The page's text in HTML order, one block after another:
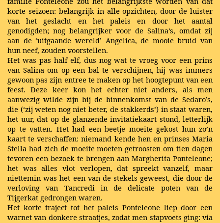
korte seizoen: belangrijk in alle opzichten, door de luister
van het geslacht en het paleis en door het aantal
genodigden; nog belangrijker voor de Salina’s, omdat zij
aan de ‘uitgaande wereld’ Angelica, de mooie bruid van
hun neef, zouden voorstellen.
Het was pas half elf, dus nog wat te vroeg voor een prins
van Salina om op een bal te verschijnen, hij was immers
gewoon pas zijn entree te maken op het hoogtepunt van een
feest. Deze keer kon het echter niet anders, als men
aanwezig wilde zijn bij de binnenkomst van de Sedaro’s,
die (‘zij weten nog niet beter, de stakkerds’) in staat waren,
het uur, dat op de glanzende invitatiekaart stond, letterlijk
op te vatten. Het had een beetje moeite gekost hun zo’n
kaart te verschaffen: niemand kende hen en prinses Maria
Stella had zich de moeite moeten getroosten om tien dagen
tevoren een bezoek te brengen aan Margherita Ponteleone;
het was alles vlot verlopen, dat spreekt vanzelf, maar
niettemin was het een van de stekels geweest, die door de
verloving van Tancredi in de delicate poten van de
Tijgerkat gedrongen waren.
Het korte traject tot het paleis Ponteleone liep door een
warnet van donkere straatjes, zodat men stapvoets ging: via